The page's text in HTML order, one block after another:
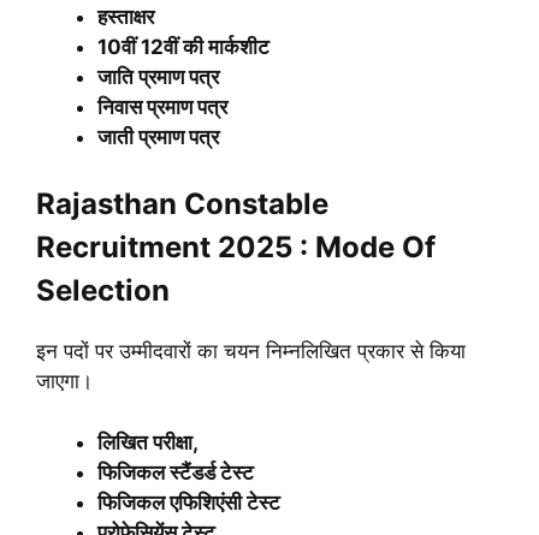
हस्ताक्षर
10वीं 12वीं की मार्कशीट
जाति प्रमाण पत्र
निवास प्रमाण पत्र
जाती प्रमाण पत्र
Rajasthan Constable
Recruitment 2025 : Mode Of
Selection
इन पदों पर उम्मीदवारों का चयन निम्नलिखित प्रकार से किया
जाएगा।
लिखित परीक्षा,
फिजिकल स्टैंडर्ड टेस्ट
फिजिकल एफिशिएंसी टेस्ट